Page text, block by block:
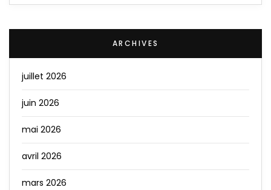
ARCHIVES
juillet 2026
juin 2026
mai 2026
avril 2026
mars 2026